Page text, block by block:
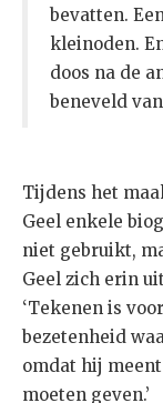
bevatten.
kleinoden.
doos na de
beneveld
Tijdens het
Geel enkele
niet gebruikt,
Geel zich erin
‘Tekenen is
bezetenheid
omdat hij
moeten geven.’